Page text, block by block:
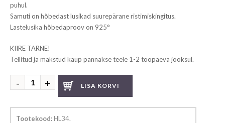
puhul.
Samuti on hõbedast lusikad suurepärane ristimiskingitus.
Lastelusika hõbedaproov on 925°
KIIRE TARNE!
Tellitud ja makstud kaup pannakse teele 1-2 tööpäeva jooksul.
Hõbedast
lastelusikas
LISA KORVI
Tootekood: HL34.